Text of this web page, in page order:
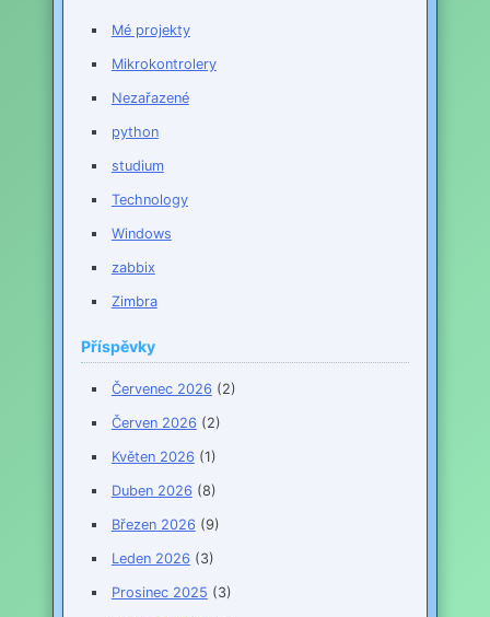
Mé projekty
Mikrokontrolery
Nezařazené
python
studium
Technology
Windows
zabbix
Zimbra
Příspěvky
Červenec 2026 (2)
Červen 2026 (2)
Květen 2026 (1)
Duben 2026 (8)
Březen 2026 (9)
Leden 2026 (3)
Prosinec 2025 (3)